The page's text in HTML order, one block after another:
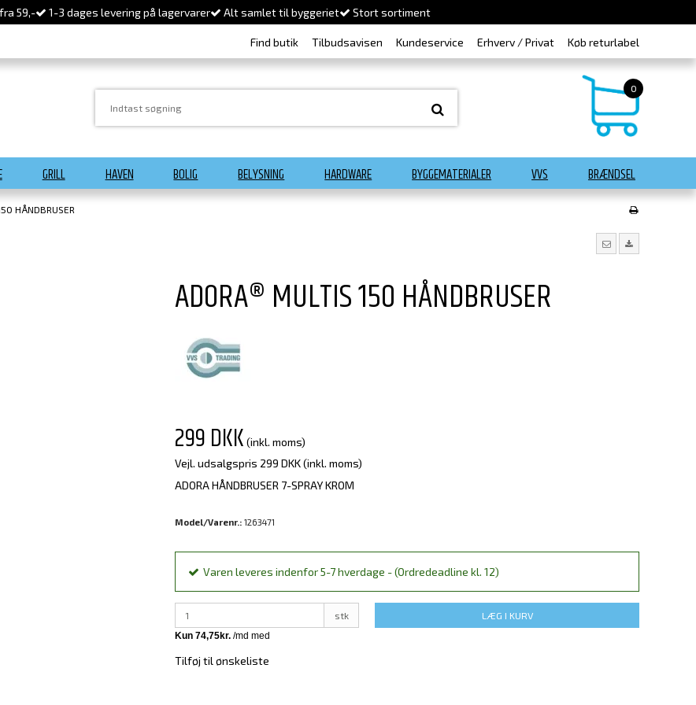
59,- 1-3 dages levering på lagervarer Alt samlet til byggeriet Stort sortiment
Find butik Tilbudsavisen Kundeservice Erhverv / Privat Køb returlabel
0
GRILL HAVEN BOLIG BELYSNING HARDWARE BYGGEMATERIALER VVS BRÆNDSEL
HÅNDBRUSER
ADORA® MULTIS 150 HÅNDBRUSER
299 DKK (inkl. moms)
Vejl. udsalgspris 299 DKK(inkl. moms)
ADORA HÅNDBRUSER 7-SPRAY KROM
Model/Varenr.: 1263471
Varen leveres indenfor 5-7 hverdage - (Ordredeadline kl. 12)
stk LÆG I KURV
Tilføj til ønskeliste